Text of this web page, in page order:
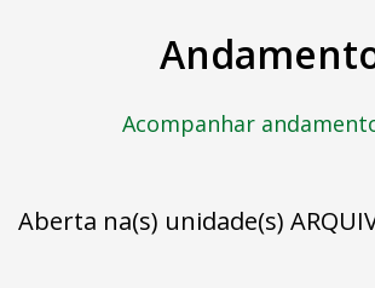
Acompanhar
Aberta na(s) unidade(s)